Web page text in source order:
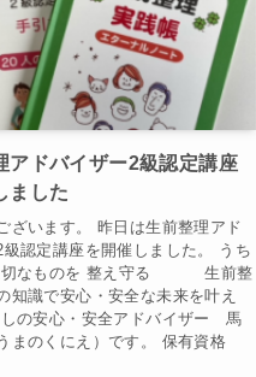
アドバイザー2級認定講座
ました
ざいます。 昨日は生前整理アド
級認定講座を開催しました。 うち
切なものを 整え守る 生前整
知識で安心・安全な未来を叶え
の安心・安全アドバイザー 馬
まのくにえ）です。 保有資格